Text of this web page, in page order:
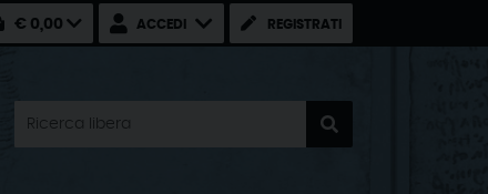
REGISTRATI
ACCEDI
€ 0,00